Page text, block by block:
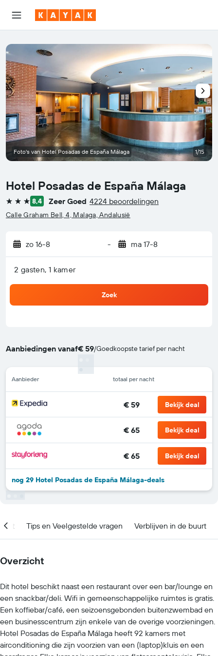
Hotel Posadas de España Málaga
3 sterren8,4 Zeer Goed 4224 beoordelingen
Calle Graham Bell, 4, Malaga, Andalusië
zo 16-8 - ma 17-8
2 gasten, 1 kamer
Zoek
Aanbiedingen vanaf€ 59/Goedkoopste tarief per nacht
Aanbieder totaal per nacht
€ 59 Bekijk deal
€ 65 Bekijk deal
€ 65 Bekijk deal
nog 29 Hotel Posadas de España Málaga-deals
Foto's van Hotel Posadas de España Málaga 1/15
Tips en Veelgestelde vragen Verblijven in de buurt
Overzicht
Dit hotel beschikt naast een restaurant over een bar/lounge en
een snackbar/deli. Wifi in gemeenschappelijke ruimtes is gratis.
Een koffiebar/café, een seizoensgebonden buitenzwembad en
een businesscentrum zijn enkele van de overige voorzieningen.
Hotel Posadas de España Málaga heeft 92 kamers met
airconditioning die zijn voorzien van een (laptop)kluis en een